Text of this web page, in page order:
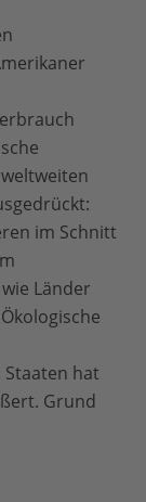
im Schnitt
Länder
Staaten hat
Grund